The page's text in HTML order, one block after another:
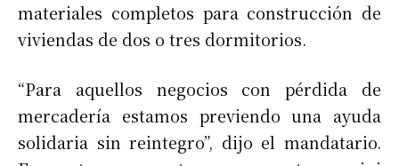
materiales completos para construcción de
viviendas de dos o tres dormitorios.
“Para aquellos negocios con pérdida de
mercadería estamos previendo una ayuda
solidaria sin reintegro”, dijo el mandatario.